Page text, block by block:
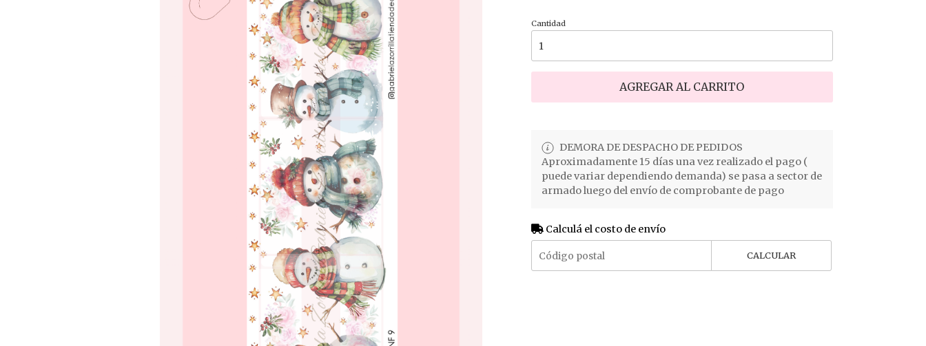
Cantidad
AGREGAR AL CARRITO
DEMORA DE DESPACHO DE PEDIDOS
Aproximadamente 15 días una vez realizado el pago (
puede variar dependiendo demanda) se pasa a sector de
armado luego del envío de comprobante de pago
Calculá el costo de envío
CALCULAR